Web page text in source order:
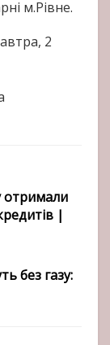
м.Рівне.
2
отримали
|
без газу: